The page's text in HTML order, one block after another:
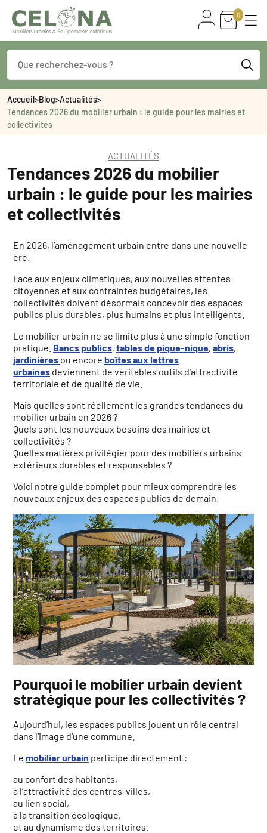
0
Accueil>Blog>Actualités>
Tendances 2026 du mobilier urbain : le guide pour les mairies et
collectivités
ACTUALITÉS
Tendances 2026 du mobilier
urbain : le guide pour les mairies
et collectivités
En 2026, l’aménagement urbain entre dans une nouvelle
ère.
Face aux enjeux climatiques, aux nouvelles attentes
citoyennes et aux contraintes budgétaires, les
collectivités doivent désormais concevoir des espaces
publics plus durables, plus humains et plus intelligents.
Le mobilier urbain ne se limite plus à une simple fonction
pratique. Bancs publics, tables de pique-nique, abris,
jardinières ou encore boîtes aux lettres
urbaines deviennent de véritables outils d’attractivité
territoriale et de qualité de vie.
Mais quelles sont réellement les grandes tendances du
mobilier urbain en 2026 ?
Quels sont les nouveaux besoins des mairies et
collectivités ?
Quelles matières privilégier pour des mobiliers urbains
extérieurs durables et responsables ?
Voici notre guide complet pour mieux comprendre les
nouveaux enjeux des espaces publics de demain.
Pourquoi le mobilier urbain devient
stratégique pour les collectivités ?
Aujourd’hui, les espaces publics jouent un rôle central
dans l’image d’une commune.
Le mobilier urbain participe directement :
au confort des habitants,
à l’attractivité des centres-villes,
au lien social,
à la transition écologique,
et au dynamisme des territoires.